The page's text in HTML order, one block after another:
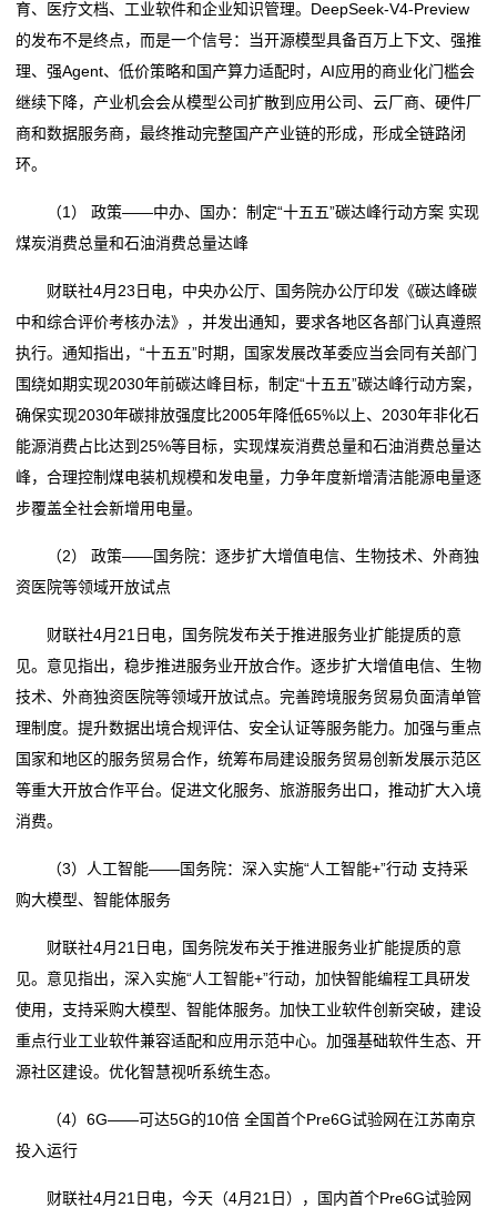
育、医疗文档、工业软件和企业知识管理。DeepSeek-V4-Preview
的发布不是终点，而是一个信号：当开源模型具备百万上下文、强推
理、强Agent、低价策略和国产算力适配时，AI应用的商业化门槛会
继续下降，产业机会会从模型公司扩散到应用公司、云厂商、硬件厂
商和数据服务商，最终推动完整国产产业链的形成，形成全链路闭
环。
（1） 政策——中办、国办：制定“十五五”碳达峰行动方案 实现
煤炭消费总量和石油消费总量达峰
财联社4月23日电，中央办公厅、国务院办公厅印发《碳达峰碳
中和综合评价考核办法》，并发出通知，要求各地区各部门认真遵照
执行。通知指出，“十五五”时期，国家发展改革委应当会同有关部门
围绕如期实现2030年前碳达峰目标，制定“十五五”碳达峰行动方案，
确保实现2030年碳排放强度比2005年降低65%以上、2030年非化石
能源消费占比达到25%等目标，实现煤炭消费总量和石油消费总量达
峰，合理控制煤电装机规模和发电量，力争年度新增清洁能源电量逐
步覆盖全社会新增用电量。
（2） 政策——国务院：逐步扩大增值电信、生物技术、外商独
资医院等领域开放试点
财联社4月21日电，国务院发布关于推进服务业扩能提质的意
见。意见指出，稳步推进服务业开放合作。逐步扩大增值电信、生物
技术、外商独资医院等领域开放试点。完善跨境服务贸易负面清单管
理制度。提升数据出境合规评估、安全认证等服务能力。加强与重点
国家和地区的服务贸易合作，统筹布局建设服务贸易创新发展示范区
等重大开放合作平台。促进文化服务、旅游服务出口，推动扩大入境
消费。
（3）人工智能——国务院：深入实施“人工智能+”行动 支持采
购大模型、智能体服务
财联社4月21日电，国务院发布关于推进服务业扩能提质的意
见。意见指出，深入实施“人工智能+”行动，加快智能编程工具研发
使用，支持采购大模型、智能体服务。加快工业软件创新突破，建设
重点行业工业软件兼容适配和应用示范中心。加强基础软件生态、开
源社区建设。优化智慧视听系统生态。
（4）6G——可达5G的10倍 全国首个Pre6G试验网在江苏南京
投入运行
财联社4月21日电，今天（4月21日），国内首个Pre6G试验网